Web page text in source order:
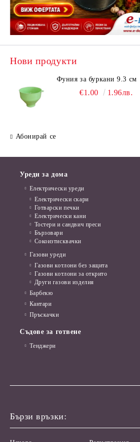
Нови продукти
Фуния за буркани 9.3 см
€1.00 1.96лв.
Абонирай се
Уреди за дома
Електрически уреди
Електрически скари
Готварски печки
Електрически кани
Тостери и сандвич преси
Бързовари
Сокоизтисквачки
Газови уреди
Газови котлони без защита
Газови котлони за открито
Други газови изделия
Барбекю
Кантари
Пръскачки
Съдове за готвене
Тенджери
Бързи връзки: